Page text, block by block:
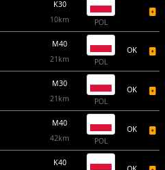
K30
10km
POL
M40
21km
POL
OK
M30
21km
POL
OK
M40
42km
POL
OK
K40